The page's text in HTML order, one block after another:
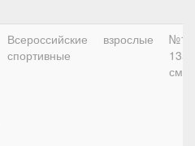
Всероссийские
спортивные
взрослые
135
см